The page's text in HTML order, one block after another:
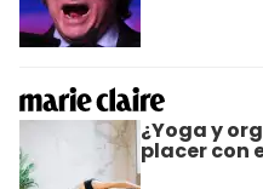
¿Yoga y
placer con